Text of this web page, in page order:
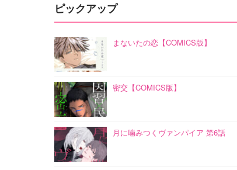
ピックアップ
まないたの恋【COMICS版】
密交【COMICS版】
月に噛みつくヴァンパイア 第6話